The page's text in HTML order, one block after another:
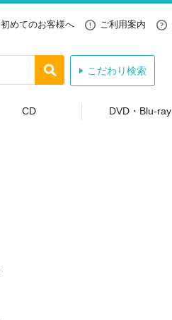
初めてのお客様へ ご利用案内
こだわり検索
CD DVD・Blu-ray